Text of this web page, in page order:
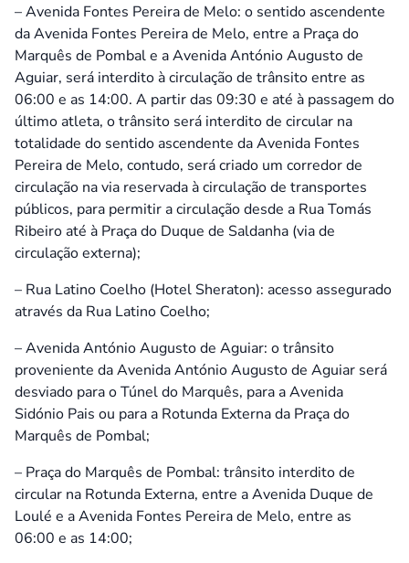
– Avenida Fontes Pereira de Melo: o sentido ascendente
da Avenida Fontes Pereira de Melo, entre a Praça do
Marquês de Pombal e a Avenida António Augusto de
Aguiar, será interdito à circulação de trânsito entre as
06:00 e as 14:00. A partir das 09:30 e até à passagem do
último atleta, o trânsito será interdito de circular na
totalidade do sentido ascendente da Avenida Fontes
Pereira de Melo, contudo, será criado um corredor de
circulação na via reservada à circulação de transportes
públicos, para permitir a circulação desde a Rua Tomás
Ribeiro até à Praça do Duque de Saldanha (via de
circulação externa);
– Rua Latino Coelho (Hotel Sheraton): acesso assegurado
através da Rua Latino Coelho;
– Avenida António Augusto de Aguiar: o trânsito
proveniente da Avenida António Augusto de Aguiar será
desviado para o Túnel do Marquês, para a Avenida
Sidónio Pais ou para a Rotunda Externa da Praça do
Marquês de Pombal;
– Praça do Marquês de Pombal: trânsito interdito de
circular na Rotunda Externa, entre a Avenida Duque de
Loulé e a Avenida Fontes Pereira de Melo, entre as
06:00 e as 14:00;